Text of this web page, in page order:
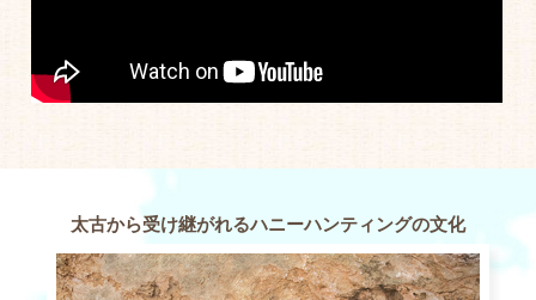
太古から受け継がれるハニーハンティングの文化